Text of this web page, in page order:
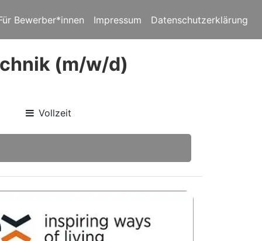
Bewerber*innen Impressum Datenschutzerklärung
(m/w/d)
Vollzeit